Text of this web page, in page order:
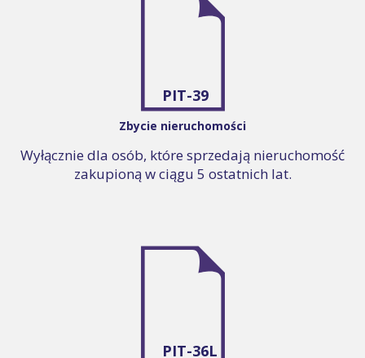
PIT-39
Zbycie nieruchomości
Wyłącznie dla osób, które sprzedają nieruchomość
zakupioną w ciągu 5 ostatnich lat.
PIT-36L